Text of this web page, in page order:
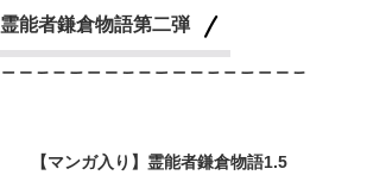
霊能者鎌倉物語第二弾
【マンガ入り】霊能者鎌倉物語1.5